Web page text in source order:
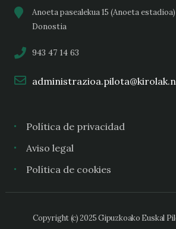
Anoeta pasealekua 15 (Anoeta
Donostia
943 47 14 63
Política de privacidad
Aviso legal
Política de cookies
Copyright (c) 2025 Gipuzkoako Euskal